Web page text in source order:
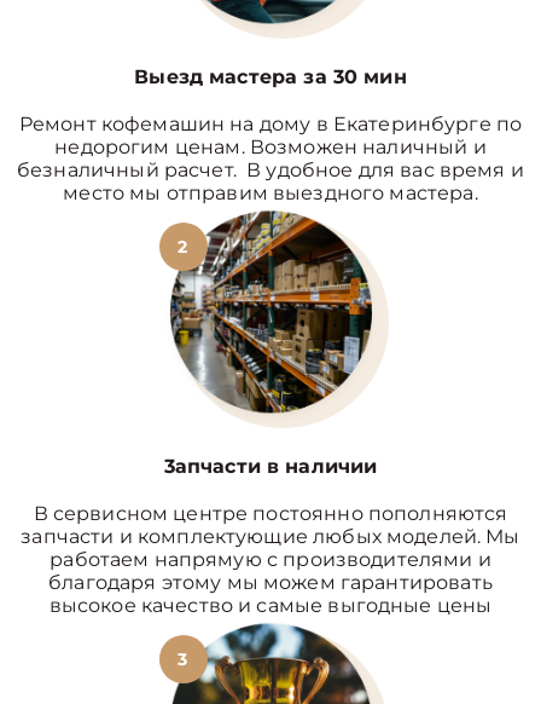
Выезд мастера за 30 мин
Ремонт кофемашин на дому в Екатеринбурге по
недорогим ценам. Возможен наличный и
безналичный расчет. В удобное для вас время и
место мы отправим выездного мастера.
2
3апчасти в наличии
В сервисном центре постоянно пополняются
запчасти и комплектующие любых моделей. Мы
работаем напрямую с производителями и
благодаря этому мы можем гарантировать
высокое качество и самые выгодные цены
3